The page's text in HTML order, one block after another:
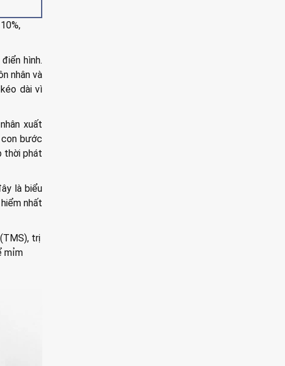
hình.
nhân và
dài vì
xuất
con bước
thời phát
là biểu
nhất
trị
mỉm